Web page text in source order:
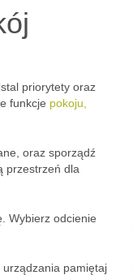
priorytety oraz
funkcje pokoju,
oraz sporządź
przestrzeń dla
Wybierz odcienie
urządzania pamiętaj